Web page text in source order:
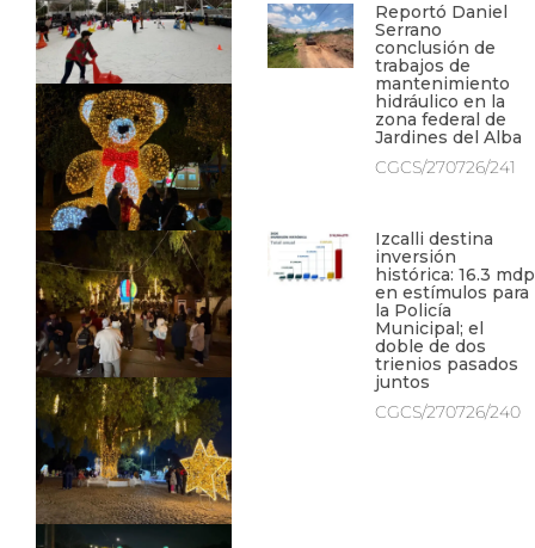
Reportó Daniel
Serrano
conclusión de
trabajos de
mantenimiento
hidráulico en la
zona federal de
Jardines del Alba
CGCS/270726/241
Izcalli destina
inversión
histórica: 16.3 mdp
en estímulos para
la Policía
Municipal; el
doble de dos
trienios pasados
juntos
CGCS/270726/240